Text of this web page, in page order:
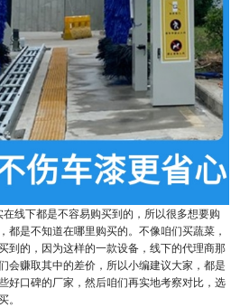
线下都是不容易购买到的，所以很多想要购
都是不知道在哪里购买的。不像咱们买蔬菜，
到的，因为这样的一款设备，线下的代理商那
会赚取其中的差价，所以小编建议大家，都是
好口碑的厂家，然后咱们再实地考察对比，选